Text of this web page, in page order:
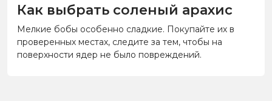
Как выбрать соленый арахис
Мелкие бобы особенно сладкие. Покупайте их в
проверенных местах, следите за тем, чтобы на
поверхности ядер не было повреждений.